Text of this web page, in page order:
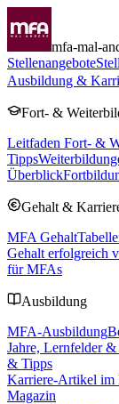
mfa-mal-
Stellenangebote
Ausbildung &
Fort- &
Leitfaden Fort- &
Tipps
Überblick
Gehalt &
MFA Gehalt
Gehalt erfolgreich
für MFAs
Ausbildung
MFA-Ausbildung
Jahre, Lernfelder
& Tipps
Karriere-Artikel im
Magazin